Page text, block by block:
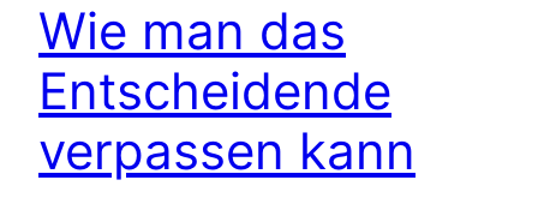
Wie man das
Entscheidende
verpassen kann